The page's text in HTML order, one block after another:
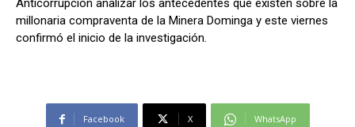
Anticorrupción analizar los antecedentes que existen sobre la
millonaria compraventa de la Minera Dominga y este viernes
confirmó el inicio de la investigación.
Facebook X WhatsApp